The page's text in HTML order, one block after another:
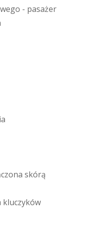
wego - pasażer
ia
czona skórą
kluczyków